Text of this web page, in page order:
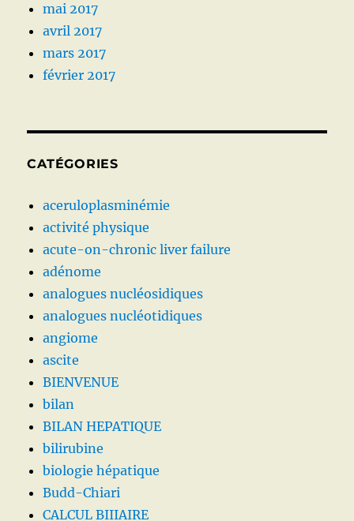
mai 2017
avril 2017
mars 2017
février 2017
CATÉGORIES
aceruloplasminémie
activité physique
acute-on-chronic liver failure
adénome
analogues nucléosidiques
analogues nucléotidiques
angiome
ascite
BIENVENUE
bilan
BILAN HEPATIQUE
bilirubine
biologie hépatique
Budd-Chiari
CALCUL BIIIAIRE